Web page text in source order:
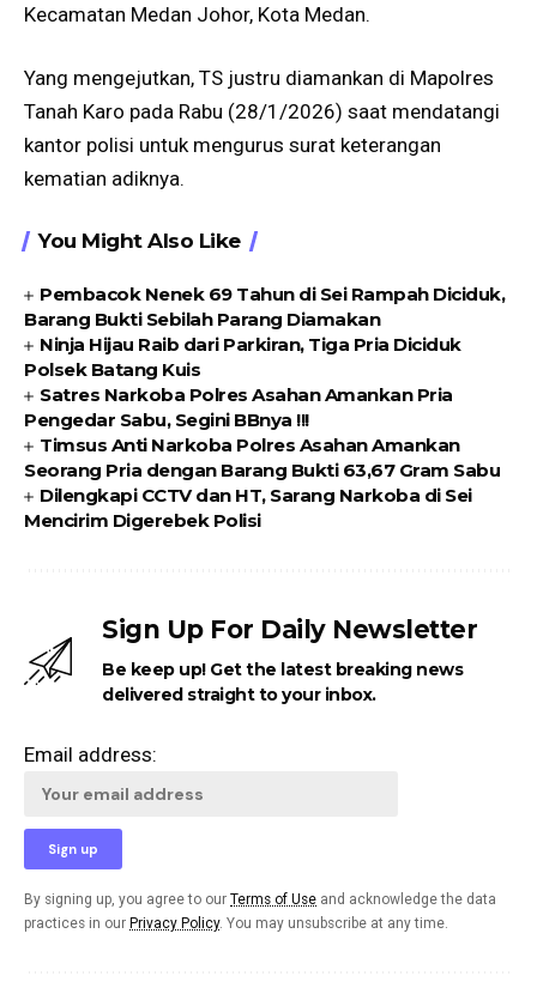
Kecamatan Medan Johor, Kota Medan.
Yang mengejutkan, TS justru diamankan di Mapolres
Tanah Karo pada Rabu (28/1/2026) saat mendatangi
kantor polisi untuk mengurus surat keterangan
kematian adiknya.
You Might Also Like
Pembacok Nenek 69 Tahun di Sei Rampah Diciduk,
Barang Bukti Sebilah Parang Diamakan
Ninja Hijau Raib dari Parkiran, Tiga Pria Diciduk
Polsek Batang Kuis
Satres Narkoba Polres Asahan Amankan Pria
Pengedar Sabu, Segini BBnya !!!
Timsus Anti Narkoba Polres Asahan Amankan
Seorang Pria dengan Barang Bukti 63,67 Gram Sabu
Dilengkapi CCTV dan HT, Sarang Narkoba di Sei
Mencirim Digerebek Polisi
Sign Up For Daily Newsletter
Be keep up! Get the latest breaking news
delivered straight to your inbox.
Email address:
By signing up, you agree to our Terms of Use and acknowledge the data
practices in our Privacy Policy. You may unsubscribe at any time.